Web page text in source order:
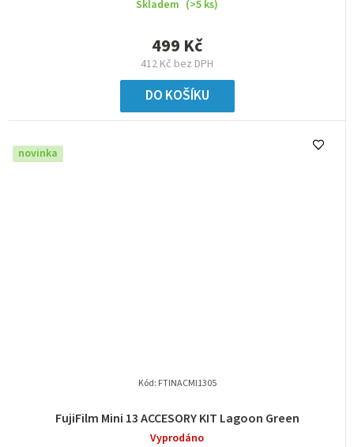
Skladem (>5 ks)
412 Kč bez DPH
499 Kč
DO KOŠÍKU
novinka
FujiFilm Mini 13 ACCESORY KIT Lagoon Green
Vyprodáno
Kód: FTINACMI1305